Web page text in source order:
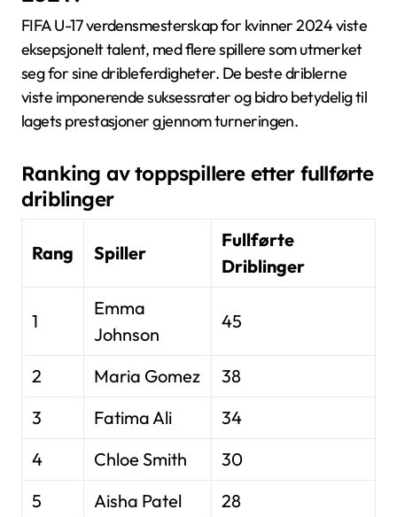
FIFA U-17 verdensmesterskap for kvinner 2024 viste
eksepsjonelt talent, med flere spillere som utmerket
seg for sine dribleferdigheter. De beste driblerne
viste imponerende suksessrater og bidro betydelig til
lagets prestasjoner gjennom turneringen.
Ranking av toppspillere etter fullførte
driblinger
Rang Spiller
Fullførte
Driblinger
1
Emma
Johnson
45
2 Maria Gomez
38
3
Fatima Ali
34
4
Chloe Smith
30
5
Aisha Patel 28